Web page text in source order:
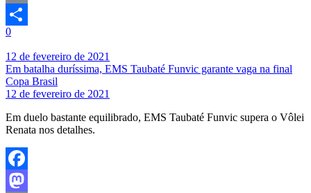
Email
Share
0
12 de fevereiro de 2021
Em batalha duríssima, EMS Taubaté Funvic garante vaga na final
Copa Brasil
12 de fevereiro de 2021
Em duelo bastante equilibrado, EMS Taubaté Funvic supera o Vôlei
Renata nos detalhes.
Facebook